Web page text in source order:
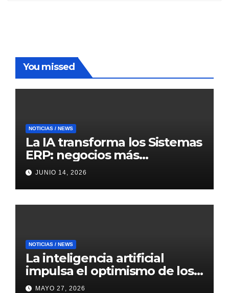
You missed
NOTICIAS / NEWS
La IA transforma los Sistemas
ERP: negocios más
inteligentes, predictivos y
eficientes
JUNIO 14, 2026
NOTICIAS / NEWS
La inteligencia artificial
impulsa el optimismo de los
mercados internacionales
MAYO 27, 2026